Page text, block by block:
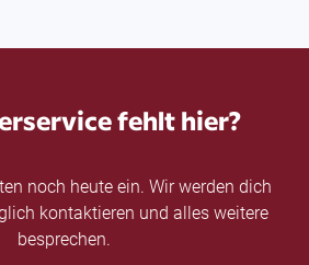
fehlt hier?
noch heute ein. Wir werden dich
kontaktieren und alles weitere
besprechen.